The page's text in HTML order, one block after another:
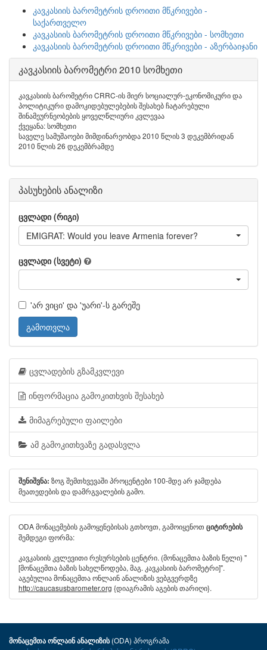
კავკასიის ბარომეტრის დროითი მწკრივები -
საქართველო
კავკასიის ბარომეტრის დროითი მწკრივები - სომხეთი
კავკასიის ბარომეტრის დროითი მწკრივები - აზერბაიჯანი
კავკასიის ბარომეტრი 2010 სომხეთი
კავკასიის ბარომეტრი CRRC-ის მიერ სოციალურ-ეკონომიკური და
პოლიტიკური დამოკიდებულებების შესახებ ჩატარებული
შინამეურნეობების ყოველწლიური კვლევაა
ქვეყანა: სომხეთი
საველე სამუშაოები მიმდინარეობდა 2010 წლის 3 დეკემბრიდან
2010 წლის 26 დეკემბრამდე
პასუხების ანალიზი
ცვლადი (რიგი)
EMIGRAT: Would you leave Armenia forever?
ცვლადი (სვეტი)
'არ ვიცი' და 'უარი'-ს გარეშე
გამოთვლა
ცვლადების გზამკვლევი
ინფორმაცია გამოკითხვის შესახებ
მიმაგრებული ფაილები
ამ გამოკითხვაზე გადასვლა
შენიშვნა: ზოგ შემთხვევაში პროცენტები 100-მდე არ ჯამდება
მეათედების და დამრგვალების გამო.
ODA მონაცემების გამოყენებისას გთხოვთ, გამოიყენოთ ციტირების
შემდეგი ფორმა:
კავკასიის კვლევითი რესურსების ცენტრი. (მონაცემთა ბაზის წელი) "
[მონაცემთა ბაზის სახელწოდება, მაგ. კავკასიის ბარომეტრი]".
აგებულია მონაცემთა ონლაინ ანალიზის ვებგვერდზე
http://caucasusbarometer.org {დიაგრამის აგების თარიღი}.
მონაცემთა ონლაინ ანალიზის(ODA) პროგრამა